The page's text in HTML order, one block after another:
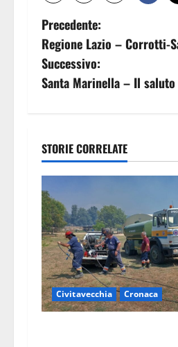
N
a
v
g
a
z
i
o
n
e
Precedente:
Regione Lazio – Corrotti-
Successivo:
Santa Marinella – Il
STORIE CORRELATE
Civitavecchia Cronaca